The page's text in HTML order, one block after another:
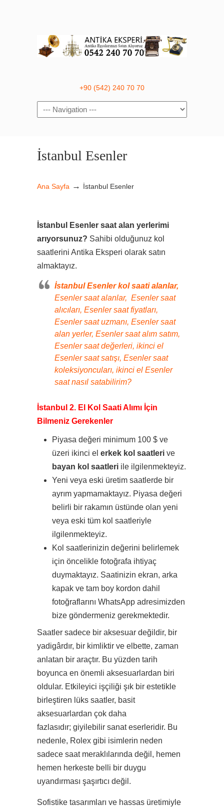
+90 (542) 240 70 70
Navigation
İstanbul Esenler
Ana Sayfa → İstanbul Esenler
İstanbul Esenler saat alan yerlerimi
arıyorsunuz? Sahibi olduğunuz kol
saatlerini Antika Eksperi olarak satın
almaktayız.
İstanbul Esenler kol saati alanlar,
Esenler saat alanlar, Esenler saat
alıcıları, Esenler saat fiyatları,
Esenler saat uzmanı, Esenler saat
alan yerler, Esenler saat alım satım,
Esenler saat değerleri, ikinci el
Esenler saat satışı, Esenler saat
koleksiyoncuları, ikinci el Esenler
saat nasıl satabilirim?
İstanbul 2. El Kol Saati Alımı İçin
Bilmeniz Gerekenler
Piyasa değeri minimum 100 $ ve
üzeri ikinci el erkek kol saatleri ve
bayan kol saatleri ile ilgilenmekteyiz.
Yeni veya eski üretim saatlerde bir
ayrım yapmamaktayız. Piyasa değeri
belirli bir rakamın üstünde olan yeni
veya eski tüm kol saatleriyle
ilgilenmekteyiz.
Kol saatlerinizin değerini belirlemek
için öncelikle fotoğrafa ihtiyaç
duymaktayız. Saatinizin ekran, arka
kapak ve tam boy kordon dahil
fotoğraflarını WhatsApp adresimizden
bize göndermeniz gerekmektedir.
Saatler sadece bir aksesuar değildir, bir
yadigârdır, bir kimliktir ve elbette, zaman
anlatan bir araçtır. Bu yüzden tarih
boyunca en önemli aksesuarlardan biri
oldular. Etkileyici işçiliği şık bir estetikle
birleştiren lüks saatler, basit
aksesuarlardan çok daha
fazlasıdır; giyilebilir sanat eserleridir. Bu
nedenle, Rolex gibi isimlerin neden
sadece saat meraklılarında değil, hemen
hemen herkeste belli bir duygu
uyandırması şaşırtıcı değil.
Sofistike tasarımları ve hassas üretimiyle